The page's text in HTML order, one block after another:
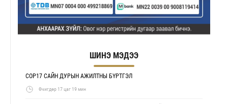
ШИНЭ МЭДЭЭ
COP17 САЙН ДУРЫН АЖИЛТНЫ БҮРТГЭЛ
Өчигдөр 17 цаг 19 мин